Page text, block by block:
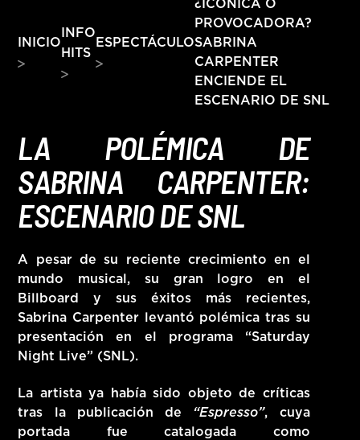
Hits – 96.5 FM
INICIO
INFO
HITS
ESPECTÁCULO
¿ICÓNICA O
PROVOCADORA?
SABRINA
CARPENTER
ENCIENDE EL
ESCENARIO DE SNL
LA POLÉMICA DE
SABRINA CARPENTER:
ESCENARIO DE SNL
A pesar de su reciente crecimiento en el
mundo musical, su gran logro en el
Billboard
y sus éxitos más recientes,
Sabrina Carpenter levantó polémica tras su
presentación en el programa “Saturday
Night Live” (SNL).
La artista ya había sido objeto de críticas
tras la publicación de “Espresso”, cuya
portada fue catalogada como